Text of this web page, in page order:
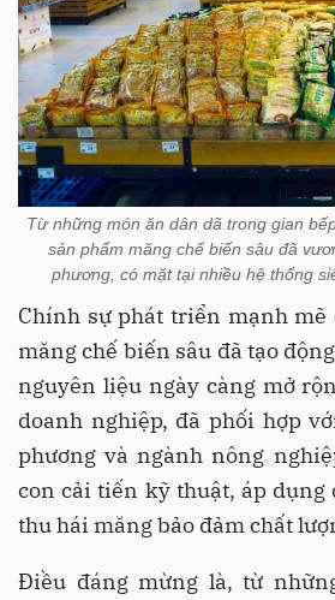
Từ những món ăn dân dã trong gian
sản phẩm măng chế biến sâu đã
phương, có mặt tại nhiều hệ thống
Chính sự phát triển mạnh mẽ
măng chế biến sâu đã tạo
nguyên liệu ngày càng mở
doanh nghiệp, đã phối hợp
phương và ngành nông
con cải tiến kỹ thuật, áp
thu hái măng bảo đảm chất
Điều đáng mừng là, từ